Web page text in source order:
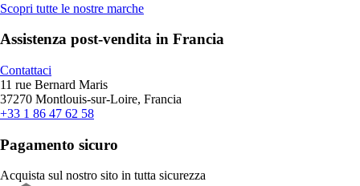
Scopri tutte le nostre marche
Assistenza post-vendita in Francia
Contattaci
11 rue Bernard Maris
37270 Montlouis-sur-Loire, Francia
+33 1 86 47 62 58
Pagamento sicuro
Acquista sul nostro sito in tutta sicurezza